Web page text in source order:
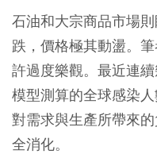
石油和大宗商品市場
跌，價格極其動盪。
許過度樂觀。最近連
模型測算的全球感染
對需求與生產所帶來
全消化。